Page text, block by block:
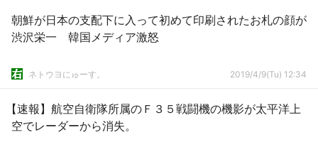
朝鮮が日本の支配下に入って初めて印刷されたお札の顔が
渋沢栄一 韓国メディア激怒
ネトウヨにゅーす。 2019/4/9(Tu) 12:34
【速報】航空自衛隊所属のＦ３５戦闘機の機影が太平洋上
空でレーダーから消失。